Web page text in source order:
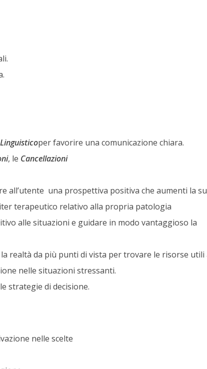
per favorire una comunicazione chiara.
, le Cancellazioni
all’utente una prospettiva positiva che aumenti la
terapeutico relativo alla propria patologia
alle situazioni e guidare in modo vantaggioso la
realtà da più punti di vista per trovare le risorse utili
nelle situazioni stressanti.
strategie di decisione.
nelle scelte